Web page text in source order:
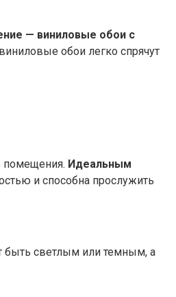
— виниловые обои с
обои легко спрячут
помещения. Идеальным
и способна прослужить
быть светлым или темным, а